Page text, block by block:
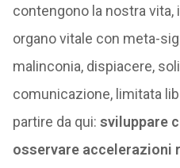
contengono la nostra
organo vitale con meta-
malinconia, dispiacere,
comunicazione, limitata
partire da qui: sviluppare
osservare accelerazioni